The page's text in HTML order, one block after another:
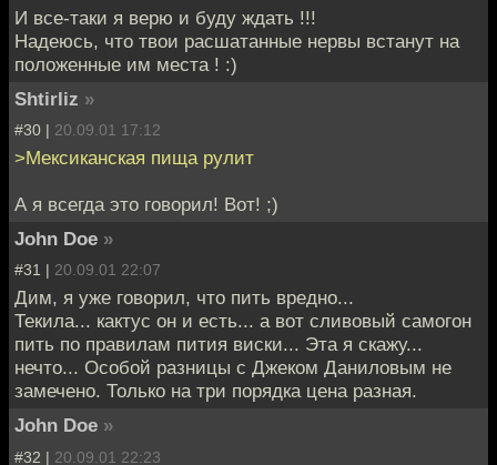
И все-таки я верю и буду ждать !!!
Надеюсь, что твои расшатанные нервы встанут на
положенные им места ! :)
Shtirliz »
#30 | 20.09.01 17:12
>Мексиканская пища рулит
А я всегда это говорил! Вот! ;)
John Doe »
#31 | 20.09.01 22:07
Дим, я уже говорил, что пить вредно...
Текила... кактус он и есть... а вот сливовый самогон
пить по правилам пития виски... Эта я скажу...
нечто... Особой разницы с Джеком Даниловым не
замечено. Только на три порядка цена разная.
John Doe »
#32 | 20.09.01 22:23